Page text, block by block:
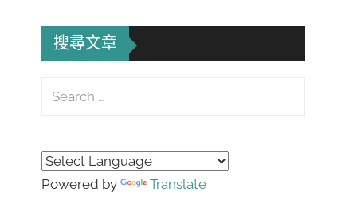
搜尋文章
Search
Powered by Translate